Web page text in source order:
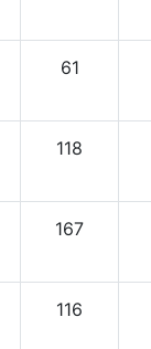
61
118
167
116